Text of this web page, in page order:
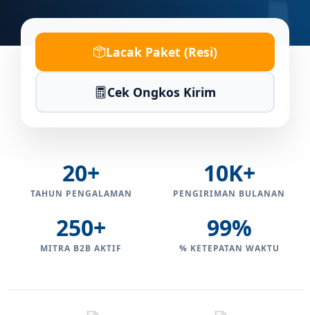
Lacak Paket (Resi)
Cek Ongkos Kirim
20+
TAHUN PENGALAMAN
10K+
PENGIRIMAN BULANAN
250+
MITRA B2B AKTIF
99%
% KETEPATAN WAKTU